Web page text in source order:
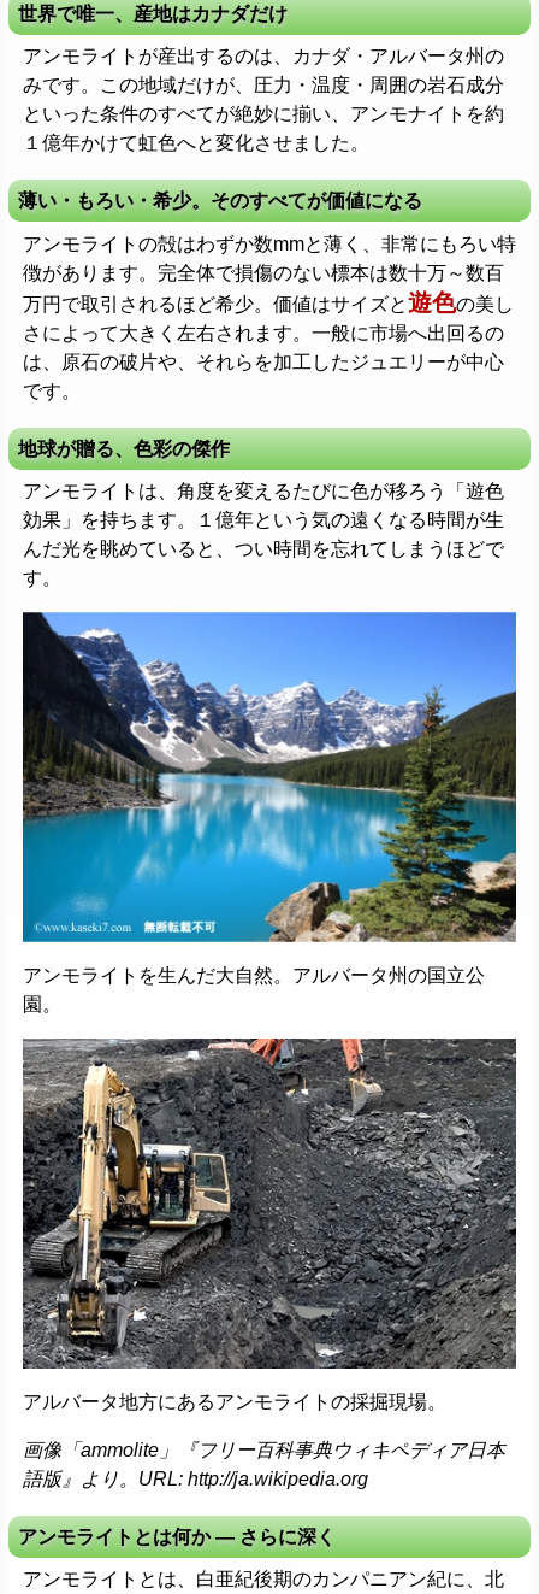
世界で唯一、産地はカナダだけ
アンモライトが産出するのは、カナダ・アルバータ州の
みです。この地域だけが、圧力・温度・周囲の岩石成分
といった条件のすべてが絶妙に揃い、アンモナイトを約
１億年かけて虹色へと変化させました。
薄い・もろい・希少。そのすべてが価値になる
アンモライトの殻はわずか数mmと薄く、非常にもろい特
徴があります。完全体で損傷のない標本は数十万～数百
万円で取引されるほど希少。価値はサイズと遊色の美し
さによって大きく左右されます。一般に市場へ出回るの
は、原石の破片や、それらを加工したジュエリーが中心
です。
地球が贈る、色彩の傑作
アンモライトは、角度を変えるたびに色が移ろう「遊色
効果」を持ちます。１億年という気の遠くなる時間が生
んだ光を眺めていると、つい時間を忘れてしまうほどで
す。
アンモライトを生んだ大自然。アルバータ州の国立公
園。
アルバータ地方にあるアンモライトの採掘現場。
画像「ammolite」『フリー百科事典ウィキペディア日本
語版』より。URL: http://ja.wikipedia.org
アンモライトとは何か ― さらに深く
アンモライトとは、白亜紀後期のカンパニアン紀に、北